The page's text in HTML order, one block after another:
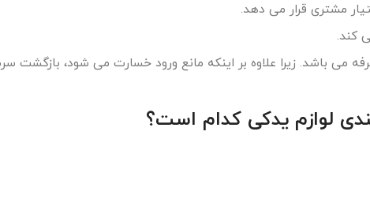
مشتری قرار می دهد.
کند.
می باشد. زیرا علاوه بر اینکه مانع ورود خسارت می شود، بازگشت
لوازم یدکی کدام است؟